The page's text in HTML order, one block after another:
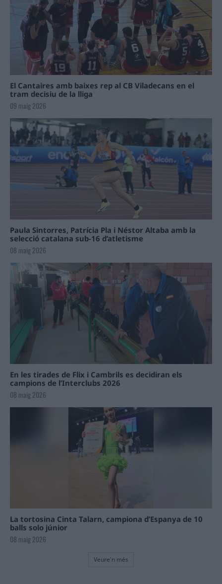
El Cantaires amb baixes rep al CB Viladecans en el
tram decisiu de la lliga
09 maig 2026
Paula Sintorres, Patrícia Pla i Néstor Altaba amb la
selecció catalana sub-16 d’atletisme
08 maig 2026
En les tirades de Flix i Cambrils es decidiran els
campions de l’Interclubs 2026
08 maig 2026
La tortosina Cinta Talarn, campiona d’Espanya de 10
balls solo júnior
08 maig 2026
Veure'n més